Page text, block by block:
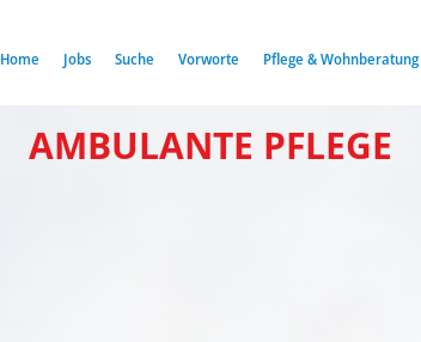
Home Jobs Suche Vorworte Pflege & Wohnberatung
AMBULANTE PFLEGE